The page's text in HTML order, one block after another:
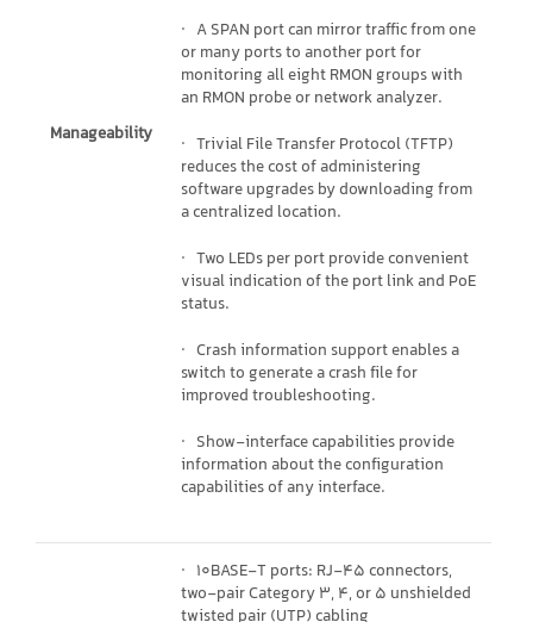
Manageability
· A SPAN port can mirror traffic from one
or many ports to another port for
monitoring all eight RMON groups with
an RMON probe or network analyzer.
· Trivial File Transfer Protocol (TFTP)
reduces the cost of administering
software upgrades by downloading from
a centralized location.
· Two LEDs per port provide convenient
visual indication of the port link and PoE
status.
· Crash information support enables a
switch to generate a crash file for
improved troubleshooting.
· Show-interface capabilities provide
information about the configuration
capabilities of any interface.
· 10BASE-T ports: RJ-45 connectors,
two-pair Category 3, 4, or 5 unshielded